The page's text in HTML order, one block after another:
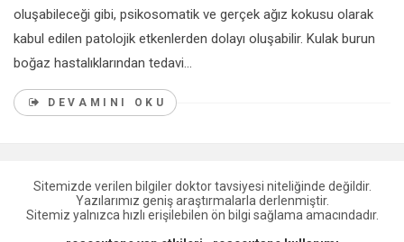
oluşabileceği gibi, psikosomatik ve gerçek ağız kokusu olarak
kabul edilen patolojik etkenlerden dolayı oluşabilir. Kulak burun
boğaz hastalıklarından tedavi...
DEVAMINI OKU
Sitemizde verilen bilgiler doktor tavsiyesi niteliğinde değildir.
Yazılarımız geniş araştırmalarla derlenmiştir.
Sitemiz yalnızca hızlı erişilebilen ön bilgi sağlama amacındadır.